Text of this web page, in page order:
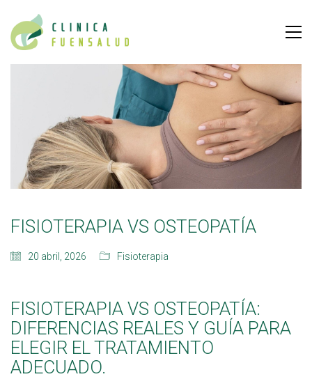
FISIOTERAPIA VS OSTEOPATÍA
20 abril, 2026 Fisioterapia
FISIOTERAPIA VS OSTEOPATÍA:
DIFERENCIAS REALES Y GUÍA PARA
ELEGIR EL TRATAMIENTO
ADECUADO.